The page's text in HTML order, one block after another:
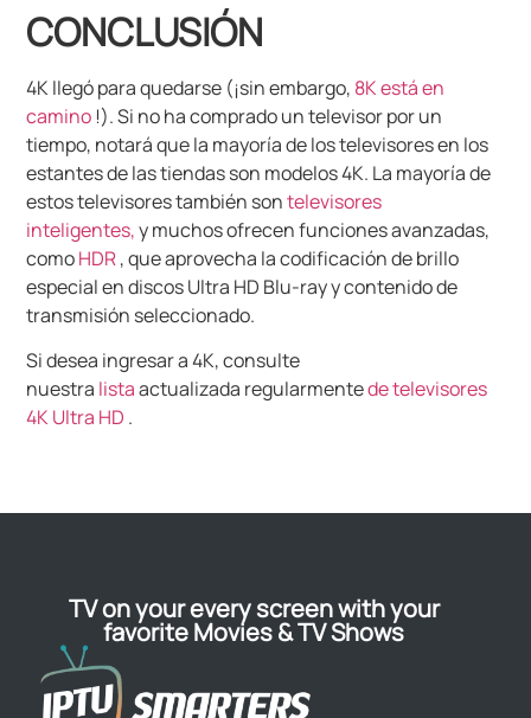
CONCLUSIÓN
4K llegó para quedarse (¡sin embargo, 8K está en
camino !). Si no ha comprado un televisor por un
tiempo, notará que la mayoría de los televisores en los
estantes de las tiendas son modelos 4K. La mayoría de
estos televisores también son televisores
inteligentes, y muchos ofrecen funciones avanzadas,
comoHDR, que aprovecha la codificación de brillo
especial en discos Ultra HD Blu-ray y contenido de
transmisión seleccionado.
Si desea ingresar a 4K, consulte
nuestra lista actualizada regularmentede televisores
4K Ultra HD .
TV on your every screen with your
favorite Movies & TV Shows